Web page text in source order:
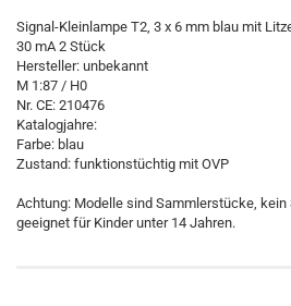
Signal-Kleinlampe T2, 3 x 6 mm blau mit
30 mA 2 Stück
Hersteller: unbekannt
M 1:87 / H0
Nr. CE: 210476
Katalogjahre:
Farbe: blau
Zustand: funktionstüchtig mit OVP
Achtung: Modelle sind Sammlerstücke, kein
geeignet für Kinder unter 14 Jahren.